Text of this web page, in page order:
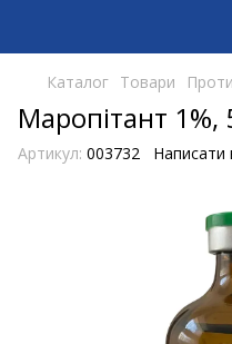
Каталог Товари
Маропітант 1%,
Артикул: 003732 Написати